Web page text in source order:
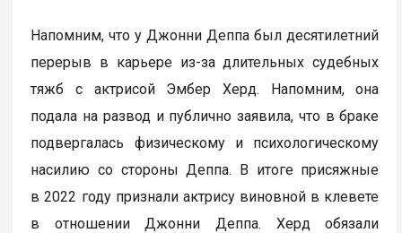
Напомним, что у Джонни Деппа был десятилетний
перерыв в карьере из-за длительных судебных
тяжб с актрисой Эмбер Херд. Напомним, она
подала на развод и публично заявила, что в браке
подвергалась физическому и психологическому
насилию со стороны Деппа. В итоге присяжные
в 2022 году признали актрису виновной в клевете
в отношении Джонни Деппа. Херд обязали